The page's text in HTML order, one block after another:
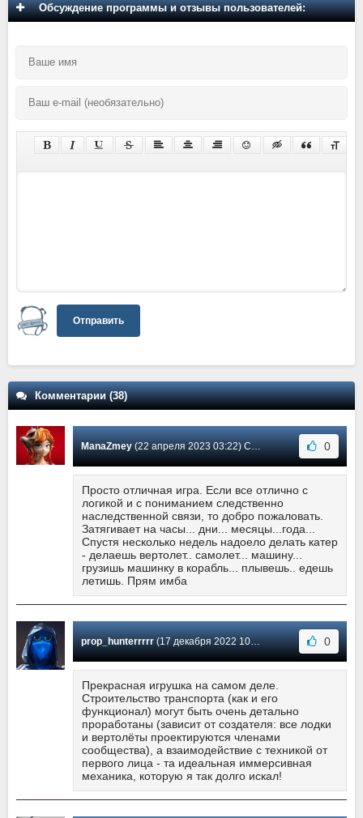
Обсуждение программы и отзывы пользователей:
Отправить
Комментарии (38)
ManaZmey(22 апреля 2023 03:22) Сообщение #38 0
Просто отличная игра. Если все отлично с
логикой и с пониманием следственно
наследственной связи, то добро пожаловать.
Затягивает на часы... дни... месяцы...года...
Спустя несколько недель надоело делать катер
- делаешь вертолет.. самолет... машину...
грузишь машинку в корабль... плывешь.. едешь
летишь. Прям имба
prop_hunterrrrr(17 декабря 2022 10:26) Сообщение #37 0
Прекрасная игрушка на самом деле.
Строительство транспорта (как и его
функционал) могут быть очень детально
проработаны (зависит от создателя: все лодки
и вертолёты проектируются членами
сообщества), а взаимодействие с техникой от
первого лица - та идеальная иммерсивная
механика, которую я так долго искал!